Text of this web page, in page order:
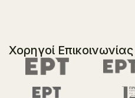
Χορηγοί Επικοινωνίας